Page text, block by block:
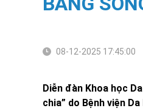
08-12-2025 17:45:00
Diễn đàn Khoa học
chia” do Bệnh viện